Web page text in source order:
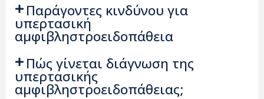
Παράγοντες κινδύνου για
υπερτασική
αμφιβληστροειδοπάθεια
Πώς γίνεται διάγνωση της
υπερτασικής
αμφιβληστροειδοπάθειας;